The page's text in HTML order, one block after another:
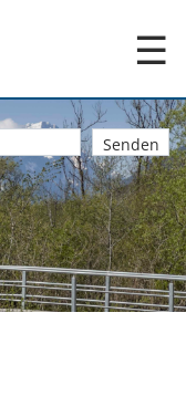
☰